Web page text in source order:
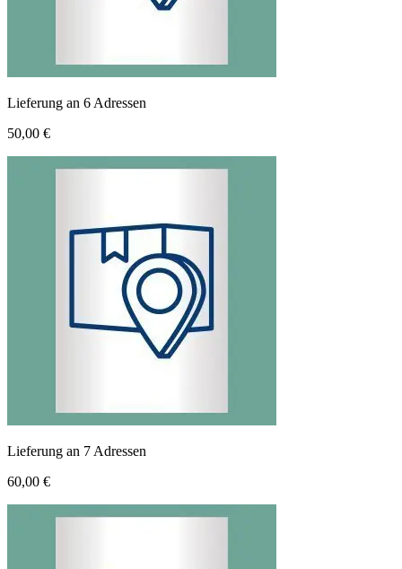
Lieferung an 6 Adressen
50,00 €
Lieferung an 7 Adressen
60,00 €